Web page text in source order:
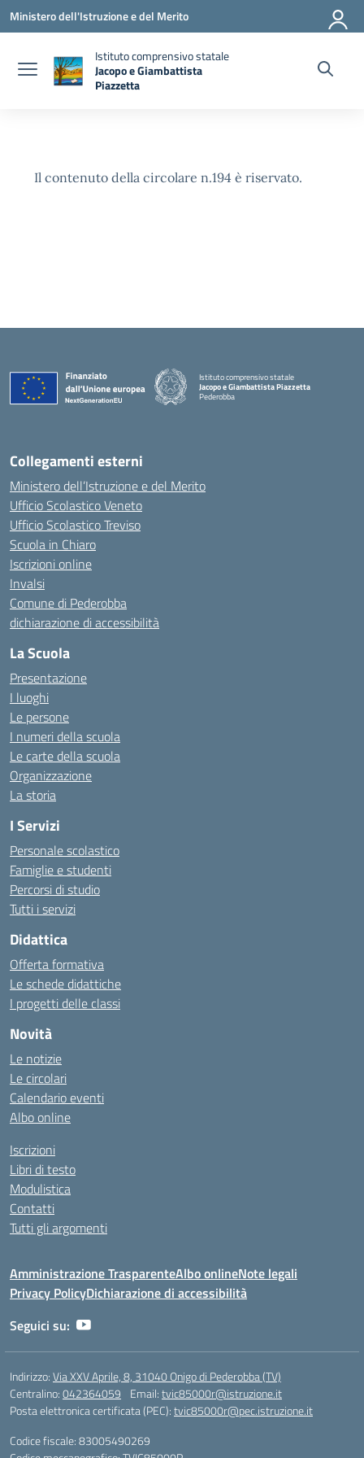
Vai ai contenuti
Vai al menu di navigazione
Vai al footer
Ministero dell'Istruzione e del Merito
Istituto comprensivo statale
Jacopo e Giambattista
Piazzetta
Il contenuto della circolare n.194 è riservato.
Istituto comprensivo statale
Jacopo e Giambattista Piazzetta
Pederobba
Collegamenti esterni
Ministero dell’Istruzione e del Merito
Ufficio Scolastico Veneto
Ufficio Scolastico Treviso
Scuola in Chiaro
Iscrizioni online
Invalsi
Comune di Pederobba
dichiarazione di accessibilità
La Scuola
Presentazione
I luoghi
Le persone
I numeri della scuola
Le carte della scuola
Organizzazione
La storia
I Servizi
Personale scolastico
Famiglie e studenti
Percorsi di studio
Tutti i servizi
Didattica
Offerta formativa
Le schede didattiche
I progetti delle classi
Novità
Le notizie
Le circolari
Calendario eventi
Albo online
Iscrizioni
Libri di testo
Modulistica
Contatti
Tutti gli argomenti
Amministrazione TrasparenteAlbo onlineNote legali
Privacy PolicyDichiarazione di accessibilità
Seguici su:
Indirizzo:Via XXV Aprile, 8, 31040 Onigo di Pederobba (TV)
Centralino:042364059 Email:tvic85000r@istruzione.it
Posta elettronica certificata (PEC):tvic85000r@pec.istruzione.it
Codice fiscale: 83005490269